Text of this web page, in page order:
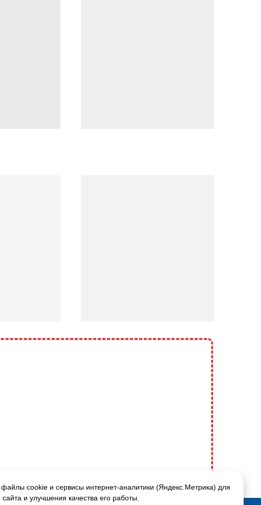
cookie и сервисы интернет-аналитики (Яндекс.Метрика) для
и улучшения качества его работы.